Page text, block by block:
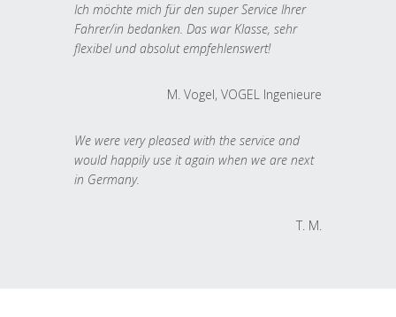
Ich möchte mich für den super Service Ihrer
Fahrer/in bedanken. Das war Klasse, sehr
flexibel und absolut empfehlenswert!
M. Vogel, VOGEL Ingenieure
We were very pleased with the service and
would happily use it again when we are next
in Germany.
T. M.